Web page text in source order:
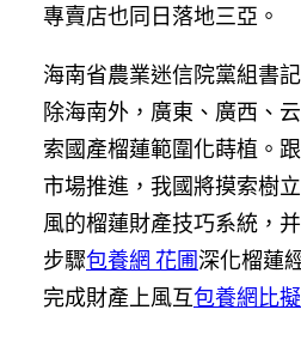
專賣店也同日落地三亞。
海南省農業迷信院黨組書
除海南外，廣東、廣西、
索國產榴蓮範圍化蒔植。
市場推進，我國將摸索樹
風的榴蓮財產技巧系統，
步驟包養網 花圃深化榴蓮
完成財產上風互包養網比擬